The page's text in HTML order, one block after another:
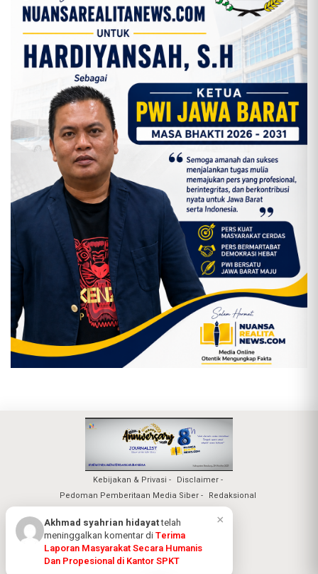
Kebijakan & Privasi
Disclaimer
Pedoman Pemberitaan Media Siber
Redaksional
Nuansa Realita Jaya 2026